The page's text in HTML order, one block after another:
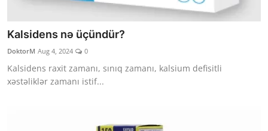
Kalsidens nə üçündür?
DoktorM Aug 4, 2024 0
Kalsidens raxit zamanı, sınıq zamanı, kalsium defisitli
xəstəliklər zamanı istif...